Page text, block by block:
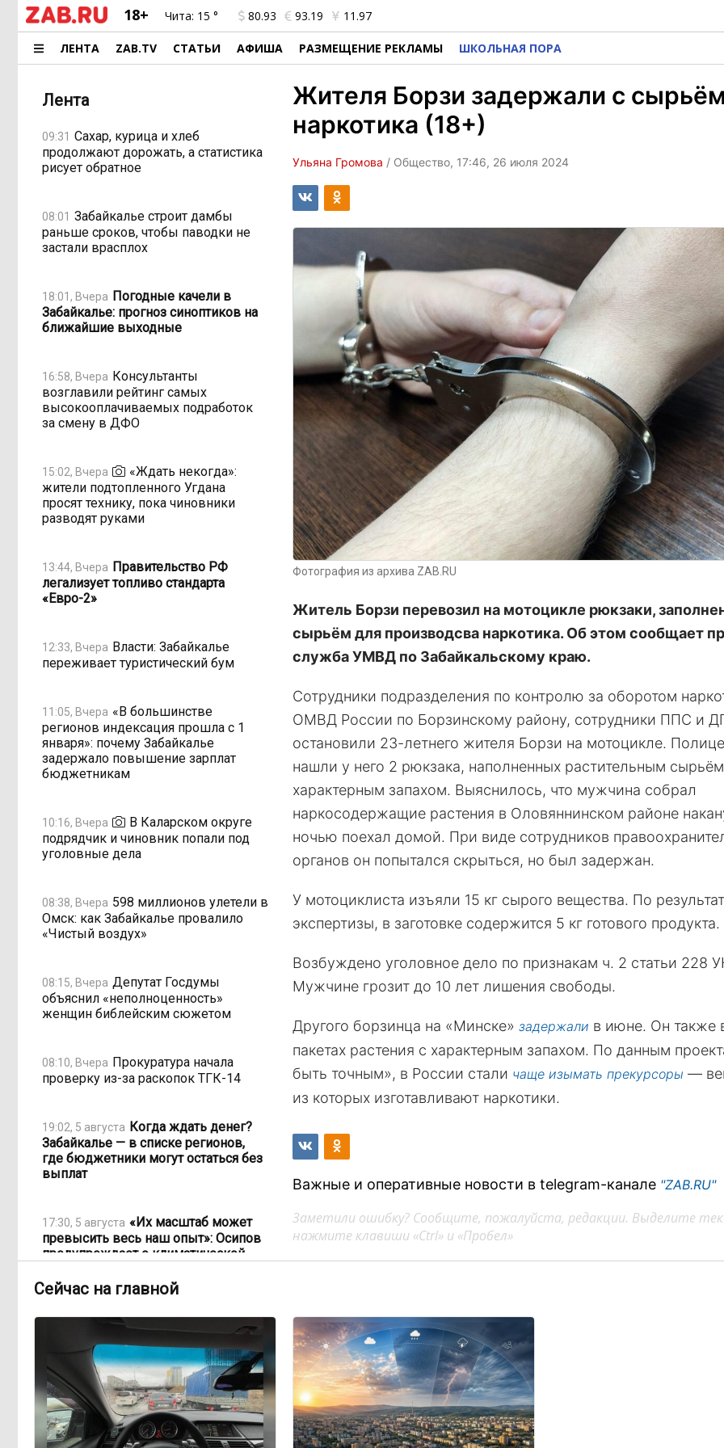
18+ Чита: 15 ° 80.93 93.19 11.97
ЛЕНТА ZAB.TV СТАТЬИ АФИША РАЗМЕЩЕНИЕ РЕКЛАМЫ ШКОЛЬНАЯ ПОРА
Лента
09:31 Сахар, курица и хлеб
продолжают дорожать, а статистика
рисует обратное
08:01 Забайкалье строит дамбы
раньше сроков, чтобы паводки не
застали врасплох
18:01, Вчера Погодные качели в
Забайкалье: прогноз синоптиков на
ближайшие выходные
16:58, Вчера Консультанты
возглавили рейтинг самых
высокооплачиваемых подработок
за смену в ДФО
15:02, Вчера
«Ждать некогда»:
жители подтопленного Угдана
просят технику, пока чиновники
разводят руками
13:44, Вчера Правительство РФ
легализует топливо стандарта
«Евро-2»
12:33, Вчера Власти: Забайкалье
переживает туристический бум
11:05, Вчера «В большинстве
регионов индексация прошла с 1
января»: почему Забайкалье
задержало повышение зарплат
бюджетникам
10:16, Вчера
В Каларском округе
подрядчик и чиновник попали под
уголовные дела
08:38, Вчера 598 миллионов улетели в
Омск: как Забайкалье провалило
«Чистый воздух»
08:15, Вчера Депутат Госдумы
объяснил «неполноценность»
женщин библейским сюжетом
08:10, Вчера Прокуратура начала
проверку из-за раскопок ТГК-14
19:02, 5 августа Когда ждать денег?
Забайкалье — в списке регионов,
где бюджетники могут остаться без
выплат
17:30, 5 августа «Их масштаб может
превысить весь наш опыт»: Осипов
предупреждает о климатической
16:00, 5 августа По волнам Арахлея: на
любимом озере забайкальцев
улучшили LTE-сеть
12:33, 5 августа Путин подписал закон,
вдвое расширяющий основания для
выдворения мигрантов
Жителя Борзи задержали с
наркотика (18+)
Ульяна Громова / Общество, 17:46, 26 июля 2024
Фотография из архива ZAB.RU
Житель Борзи перевозил на мотоцикле рюкзаки,
сырьём для производсва наркотика. Об этом сообщает
служба УМВД по Забайкальскому краю.
Сотрудники подразделения по контролю за оборотом
ОМВД России по Борзинскому району, сотрудники ППС и
остановили 23-летнего жителя Борзи на мотоцикле.
нашли у него 2 рюкзака, наполненных растительным
характерным запахом. Выяснилось, что мужчина собрал
наркосодержащие растения в Оловяннинском районе
ночью поехал домой. При виде сотрудников
органов он попытался скрыться, но был задержан.
У мотоциклиста изъяли 15 кг сырого вещества. По
экспертизы, в заготовке содержится 5 кг готового продукта.
Возбуждено уголовное дело по признакам ч. 2 статьи 228
Мужчине грозит до 10 лет лишения свободы.
Другого борзинца на «Минске» задержали в июне. Он также
пакетах растения с характерным запахом. По данным
быть точным», в России стали чаще изымать прекурсоры —
из которых изготавливают наркотики.
Важные и оперативные новости в telegram-канале "ZAB.RU"
Заметили ошибку? Сообщите, пожалуйста, редакции. Выделите
нажмите клавиши «Ctrl» и «Пробел»
Сейчас на главной